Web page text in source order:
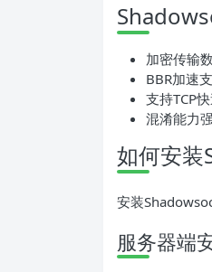
加密传输
BBR加速
支持TCP
混淆能力强
如何安装
安装
服务器端